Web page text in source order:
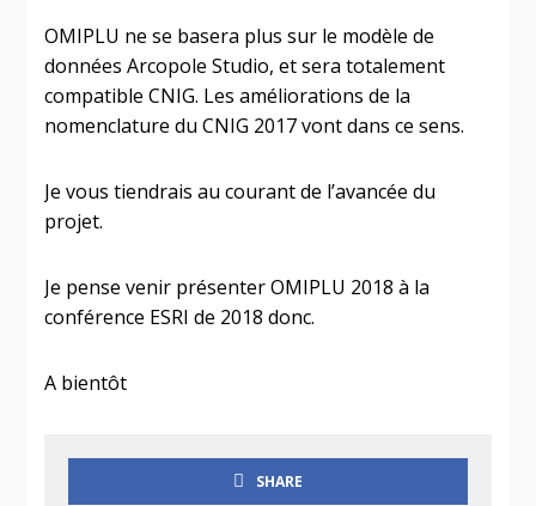
OMIPLU ne se basera plus sur le modèle de
données Arcopole Studio, et sera totalement
compatible CNIG. Les améliorations de la
nomenclature du CNIG 2017 vont dans ce sens.
Je vous tiendrais au courant de l’avancée du
projet.
Je pense venir présenter OMIPLU 2018 à la
conférence ESRI de 2018 donc.
A bientôt
SHARE